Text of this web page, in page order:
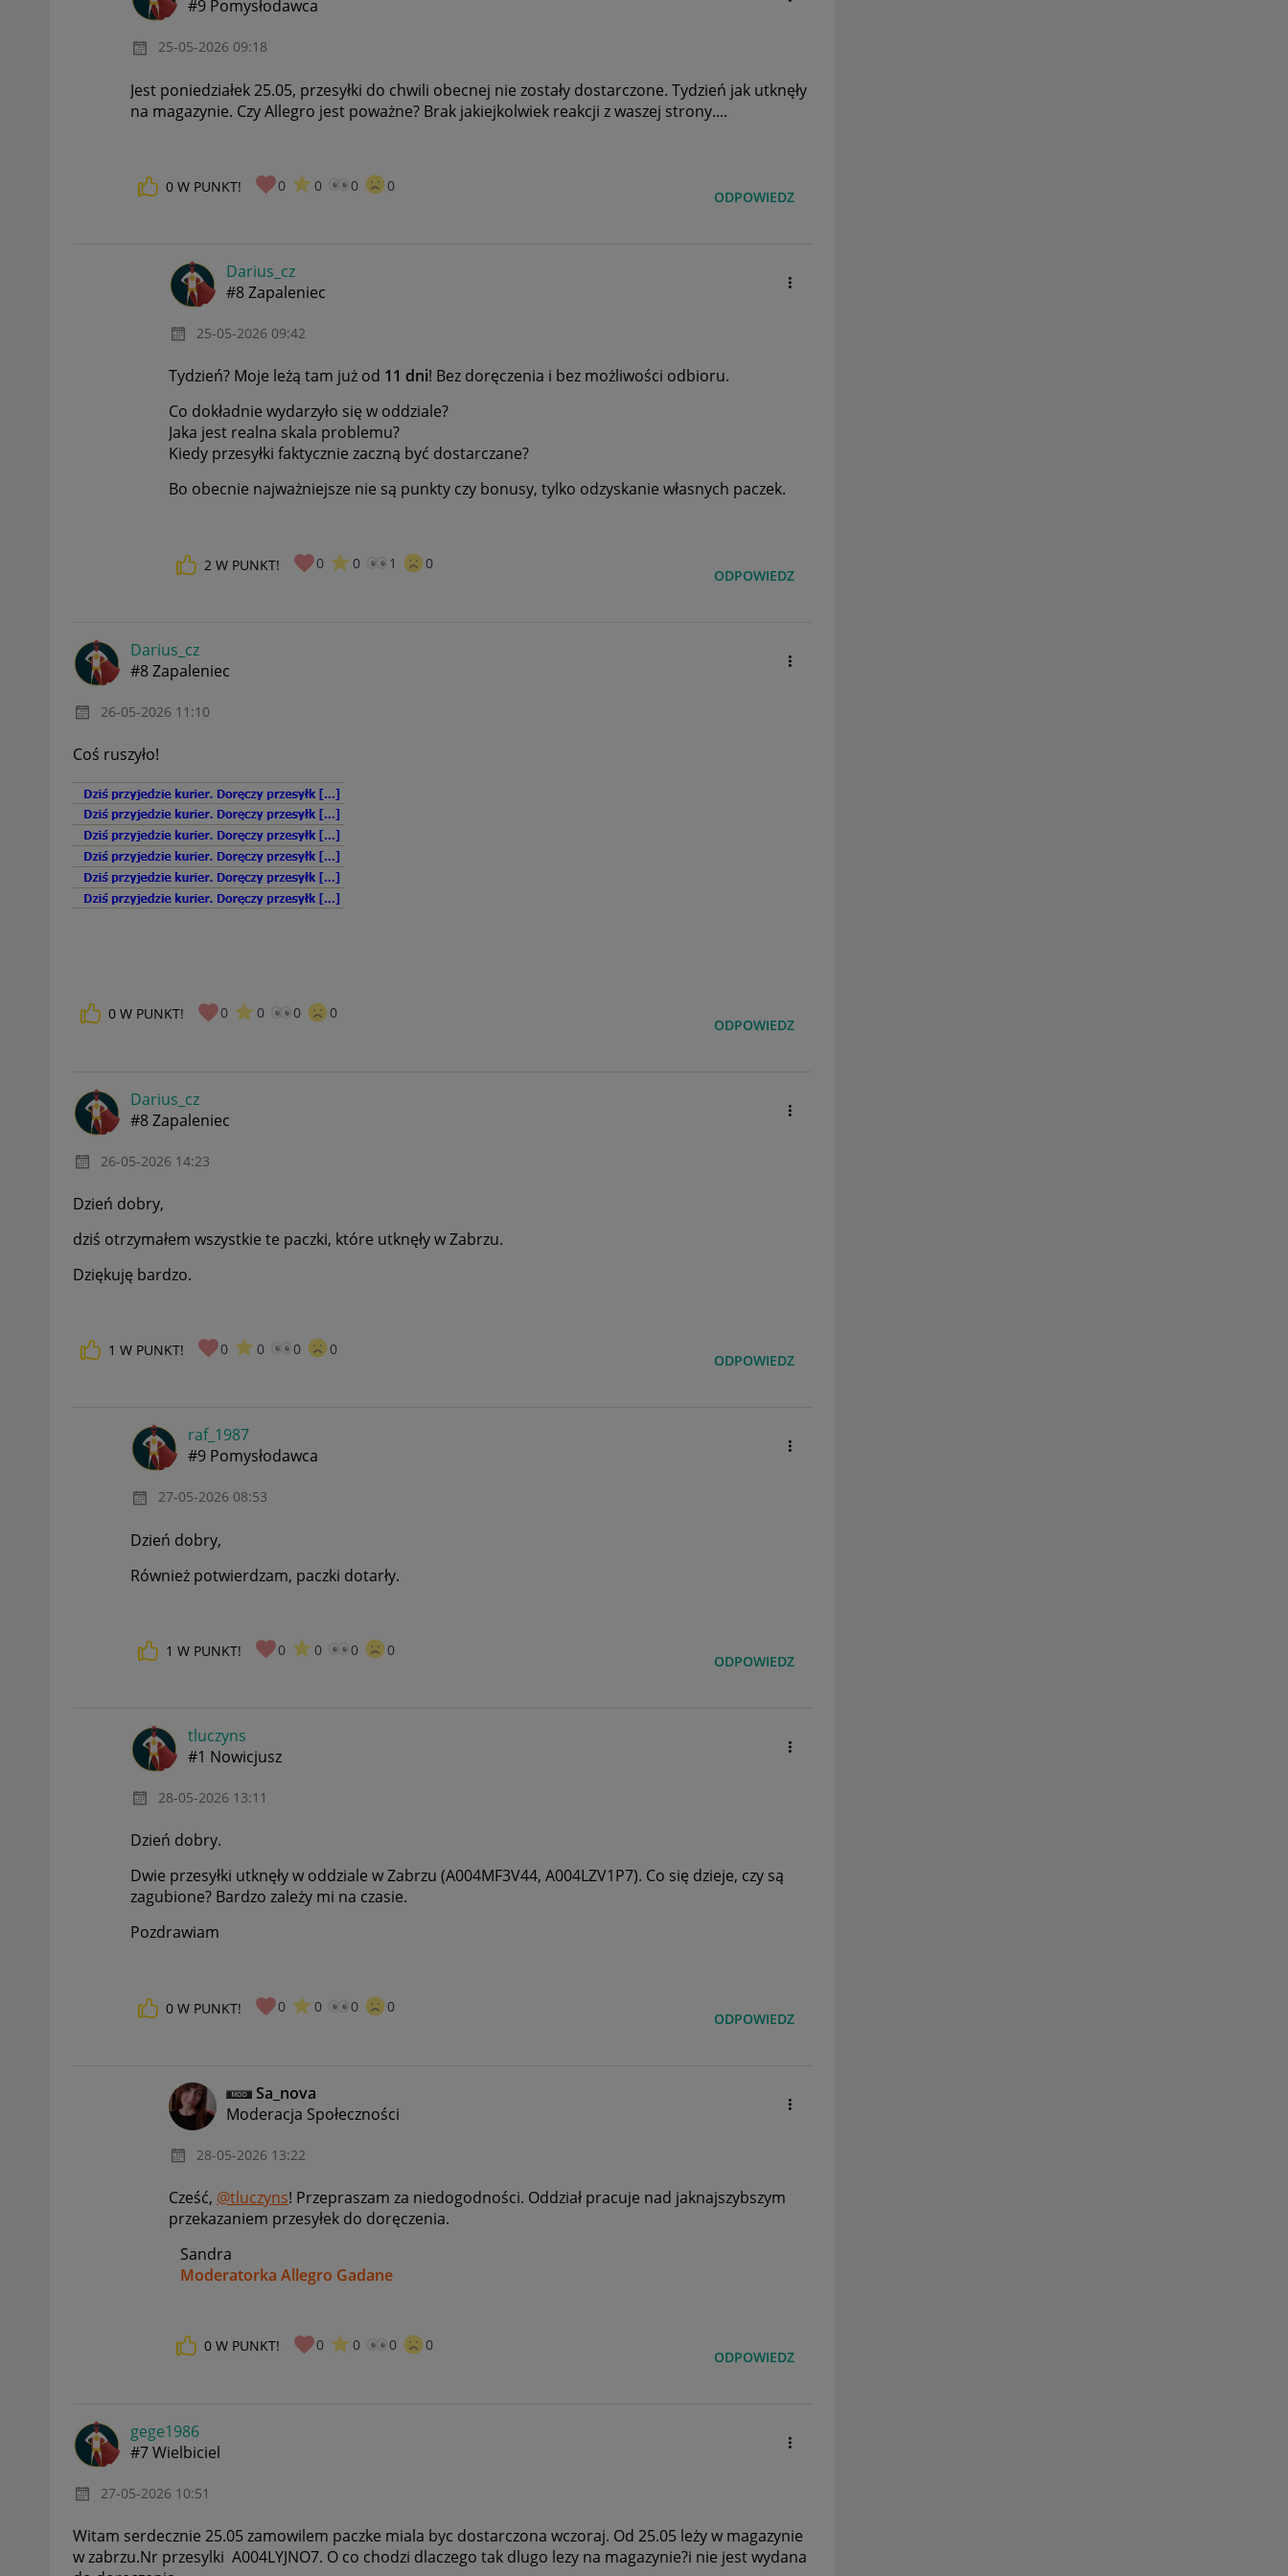
#9 Pomysłodawca
‎25-05-2026 09:18
Jest poniedziałek 25.05, przesyłki do chwili obecnej nie zostały dostarczone. Tydzień jak utknęły
na magazynie. Czy Allegro jest poważne? Brak jakiejkolwiek reakcji z waszej strony....
0 W PUNKT! 0 0 0 0
ODPOWIEDZ
Darius_cz
#8 Zapaleniec
‎25-05-2026 09:42
Tydzień? Moje leżą tam już od 11 dni! Bez doręczenia i bez możliwości odbioru.
Co dokładnie wydarzyło się w oddziale?
Jaka jest realna skala problemu?
Kiedy przesyłki faktycznie zaczną być dostarczane?
Bo obecnie najważniejsze nie są punkty czy bonusy, tylko odzyskanie własnych paczek.
2 W PUNKT! 0 0 1 0
ODPOWIEDZ
Darius_cz
#8 Zapaleniec
‎26-05-2026 11:10
Coś ruszyło!
0 W PUNKT! 0 0 0 0
ODPOWIEDZ
Darius_cz
#8 Zapaleniec
‎26-05-2026 14:23
Dzień dobry,
dziś otrzymałem wszystkie te paczki, które utknęły w Zabrzu.
Dziękuję bardzo.
1 W PUNKT! 0 0 0 0
ODPOWIEDZ
raf_1987
#9 Pomysłodawca
‎27-05-2026 08:53
Dzień dobry,
Również potwierdzam, paczki dotarły.
1 W PUNKT! 0 0 0 0
ODPOWIEDZ
tluczyns
#1 Nowicjusz
‎28-05-2026 13:11
Dzień dobry.
Dwie przesyłki utknęły w oddziale w Zabrzu (A004MF3V44, A004LZV1P7). Co się dzieje, czy są
zagubione? Bardzo zależy mi na czasie.
Pozdrawiam
0 W PUNKT! 0 0 0 0
ODPOWIEDZ
Sa_nova
Moderacja Społeczności
‎28-05-2026 13:22
Cześć, @tluczyns! Przepraszam za niedogodności. Oddział pracuje nad jaknajszybszym
przekazaniem przesyłek do doręczenia.
Sandra
Moderatorka Allegro Gadane
0 W PUNKT! 0 0 0 0
ODPOWIEDZ
gege1986
#7 Wielbiciel
‎27-05-2026 10:51
Witam serdecznie 25.05 zamowilem paczke miala byc dostarczona wczoraj. Od 25.05 leży w magazynie
w zabrzu.Nr przesylki A004LYJNO7. O co chodzi dlaczego tak dlugo lezy na magazynie?i nie jest wydana